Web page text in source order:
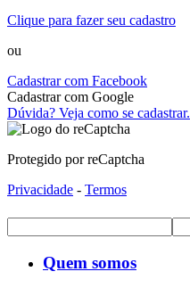
Clique para fazer seu cadastro
ou
Cadastrar com Facebook
Cadastrar com Google
Dúvida? Veja como se cadastrar.
Protegido por reCaptcha
Privacidade - Termos
Quem somos